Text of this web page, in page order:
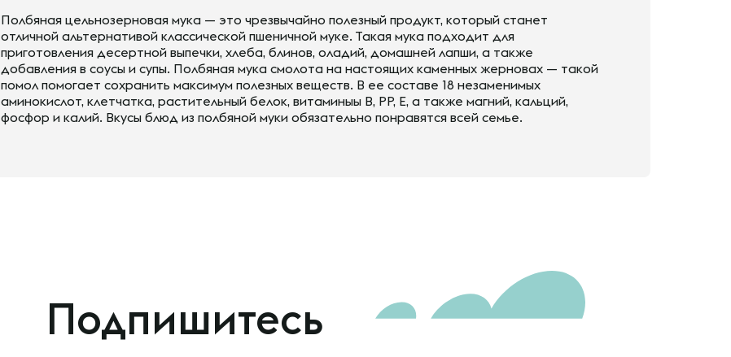
Полбяная цельнозерновая мука — это чрезвычайно полезный продукт, который станет
отличной альтернативой классической пшеничной муке. Такая мука подходит для
приготовления десертной выпечки, хлеба, блинов, оладий, домашней лапши, а также
добавления в соусы и супы. Полбяная мука смолота на настоящих каменных жерновах — такой
помол помогает сохранить максимум полезных веществ. В ее составе 18 незаменимых
аминокислот, клетчатка, растительный белок, витаминыы В, РР, Е, а также магний, кальций,
фосфор и калий. Вкусы блюд из полбяной муки обязательно понравятся всей семье.
Подпишитесь